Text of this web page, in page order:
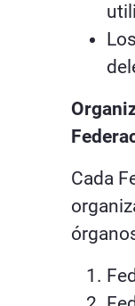
Cada